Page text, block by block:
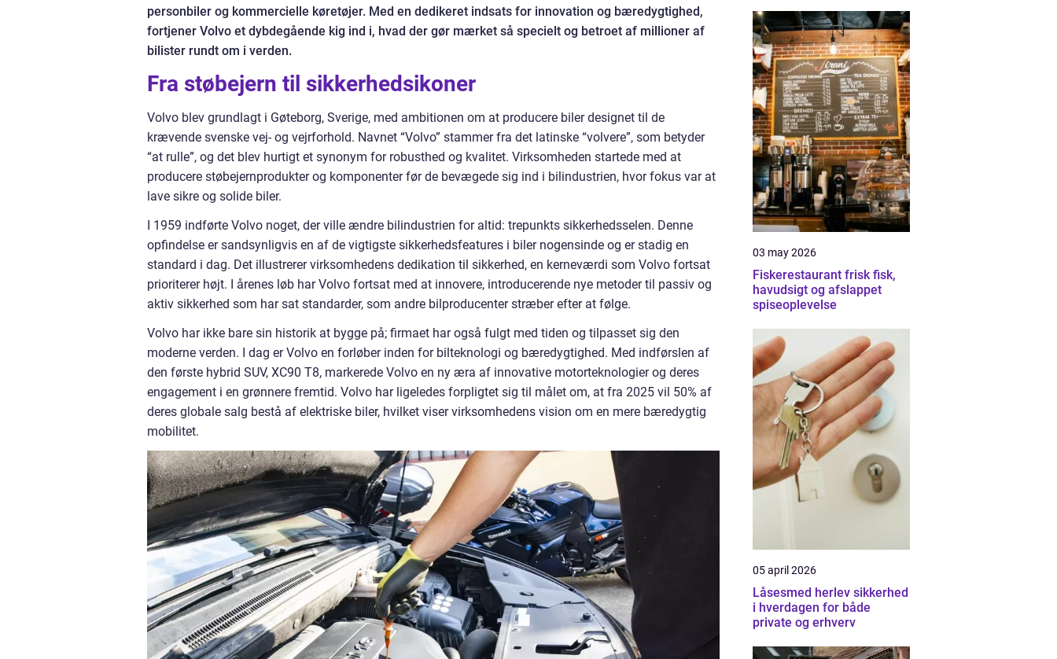
personbiler og kommercielle køretøjer. Med en dedikeret indsats for innovation og bæredygtighed,
fortjener Volvo et dybdegående kig ind i, hvad der gør mærket så specielt og betroet af millioner af
bilister rundt om i verden.
Fra støbejern til sikkerhedsikoner
Volvo blev grundlagt i Gøteborg, Sverige, med ambitionen om at producere biler designet til de
krævende svenske vej- og vejrforhold. Navnet “Volvo” stammer fra det latinske “volvere”, som betyder
“at rulle”, og det blev hurtigt et synonym for robusthed og kvalitet. Virksomheden startede med at
producere støbejernprodukter og komponenter før de bevægede sig ind i bilindustrien, hvor fokus var at
lave sikre og solide biler.
I 1959 indførte Volvo noget, der ville ændre bilindustrien for altid: trepunkts sikkerhedsselen. Denne
opfindelse er sandsynligvis en af de vigtigste sikkerhedsfeatures i biler nogensinde og er stadig en
standard i dag. Det illustrerer virksomhedens dedikation til sikkerhed, en kerneværdi som Volvo fortsat
prioriterer højt. I årenes løb har Volvo fortsat med at innovere, introducerende nye metoder til passiv og
aktiv sikkerhed som har sat standarder, som andre bilproducenter stræber efter at følge.
Volvo har ikke bare sin historik at bygge på; firmaet har også fulgt med tiden og tilpasset sig den
moderne verden. I dag er Volvo en forløber inden for bilteknologi og bæredygtighed. Med indførslen af
den første hybrid SUV, XC90 T8, markerede Volvo en ny æra af innovative motorteknologier og deres
engagement i en grønnere fremtid. Volvo har ligeledes forpligtet sig til målet om, at fra 2025 vil 50% af
deres globale salg bestå af elektriske biler, hvilket viser virksomhedens vision om en mere bæredygtig
mobilitet.
03 may 2026
Fiskerestaurant frisk fisk,
havudsigt og afslappet
spiseoplevelse
05 april 2026
Låsesmed herlev sikkerhed
i hverdagen for både
private og erhverv